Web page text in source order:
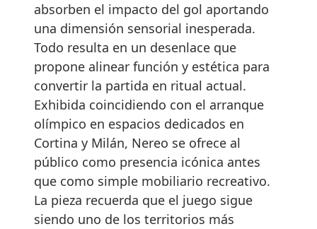
absorben el impacto del gol aportando
una dimensión sensorial inesperada.
Todo resulta en un desenlace que
propone alinear función y estética para
convertir la partida en ritual actual.
Exhibida coincidiendo con el arranque
olímpico en espacios dedicados en
Cortina y Milán, Nereo se ofrece al
público como presencia icónica antes
que como simple mobiliario recreativo.
La pieza recuerda que el juego sigue
siendo uno de los territorios más